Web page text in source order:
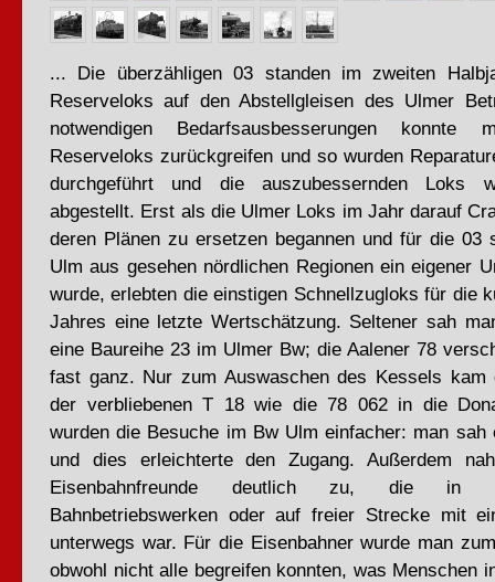
... Die überzähligen 03 standen im zweiten
Reserveloks auf den Abstellgleisen des Ulmer
notwendigen Bedarfsausbesserungen
Reserveloks zurückgreifen und so wurden
durchgeführt und die auszubessernden Loks
abgestellt. Erst als die Ulmer Loks im Jahr darauf
deren Plänen zu ersetzen begannen und für die 03
Ulm aus gesehen nördlichen Regionen ein eigener
wurde, erlebten die einstigen Schnellzugloks für die
Jahres eine letzte Wertschätzung. Seltener sah
eine Baureihe 23 im Ulmer Bw; die Aalener 78
fast ganz. Nur zum Auswaschen des Kessels kam
der verbliebenen T 18 wie die 78 062 in die
wurden die Besuche im Bw Ulm einfacher: man sah
und dies erleichterte den Zugang. Außerdem
Eisenbahnfreunde deutlich zu, die in
Bahnbetriebswerken oder auf freier Strecke mit
unterwegs war. Für die Eisenbahner wurde man
obwohl nicht alle begreifen konnten, was Menschen